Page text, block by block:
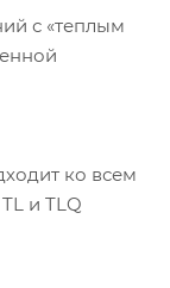
с «теплым
ко всем
и TLQ